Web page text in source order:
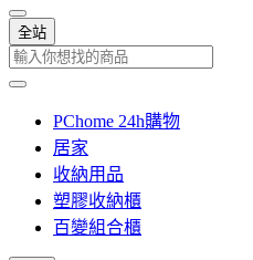
全站
PChome 24h購物
居家
收納用品
塑膠收納櫃
百變組合櫃